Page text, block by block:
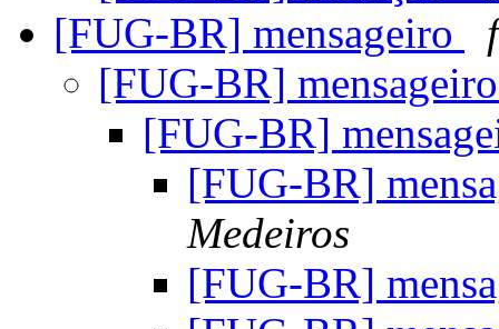
[FUG-BR] mensageiro
[FUG-BR]
[FUG-BR]
[FUG-BR]
Medeiros
[FUG-BR]